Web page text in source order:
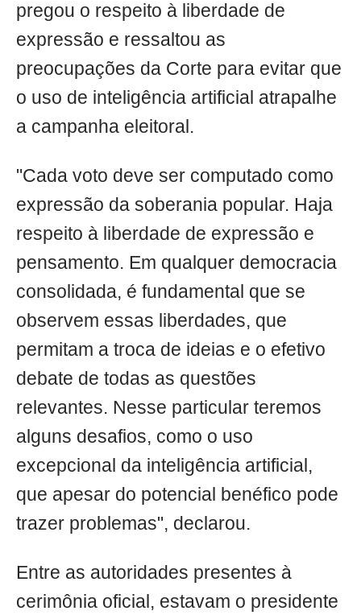
pregou o respeito à liberdade de
expressão e ressaltou as
preocupações da Corte para evitar que
o uso de inteligência artificial atrapalhe
a campanha eleitoral.
"Cada voto deve ser computado como
expressão da soberania popular. Haja
respeito à liberdade de expressão e
pensamento. Em qualquer democracia
consolidada, é fundamental que se
observem essas liberdades, que
permitam a troca de ideias e o efetivo
debate de todas as questões
relevantes. Nesse particular teremos
alguns desafios, como o uso
excepcional da inteligência artificial,
que apesar do potencial benéfico pode
trazer problemas", declarou.
Entre as autoridades presentes à
cerimônia oficial, estavam o presidente